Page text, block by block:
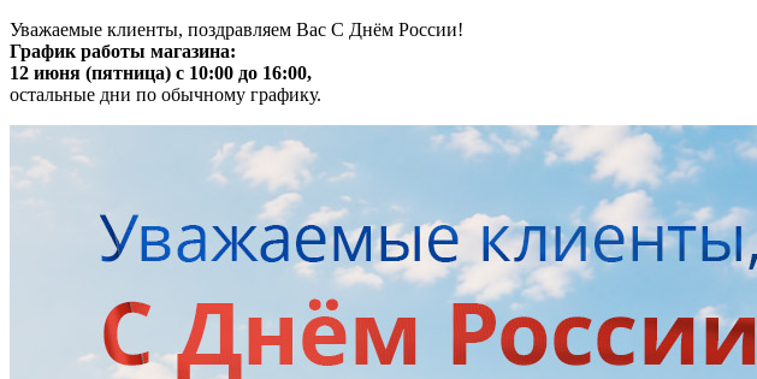
Уважаемые клиенты, поздравляем Вас С Днём России!
График работы магазина:
12 июня (пятница) с 10:00 до 16:00,
остальные дни по обычному графику.